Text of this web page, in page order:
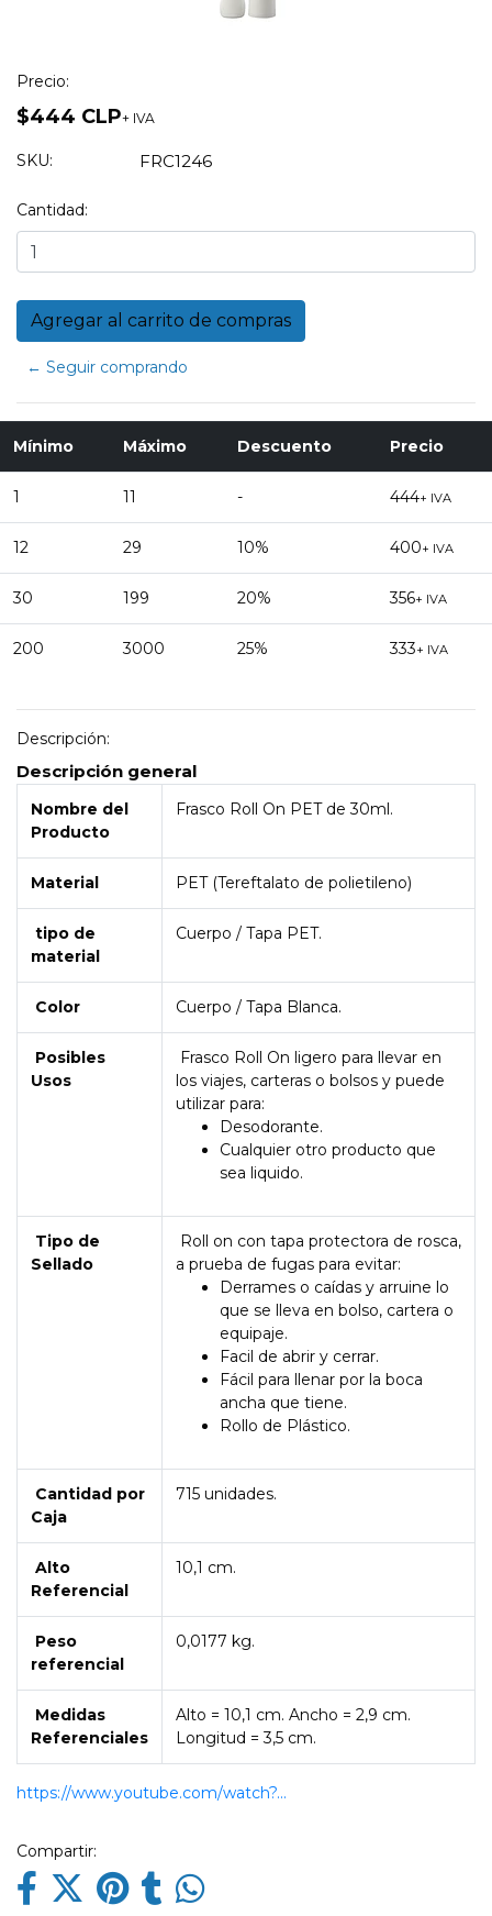
Precio:
$444 CLP+ IVA
SKU: FRC1246
Cantidad:
← Seguir comprando
Mínimo Máximo Descuento Precio
1 11 - 444+ IVA
12 29 10% 400+ IVA
30 199 20% 356+ IVA
200 3000 25% 333+ IVA
Descripción:
Descripción general
Nombre del
Producto
Frasco Roll On PET de 30ml.
Material PET (Tereftalato de polietileno)
tipo de
material
Cuerpo / Tapa PET.
Color Cuerpo / Tapa Blanca.
Posibles
Usos
Frasco Roll On ligero para llevar en
los viajes, carteras o bolsos y puede
utilizar para:
Desodorante.
Cualquier otro producto que
sea liquido.
Tipo de
Sellado
Roll on con tapa protectora de rosca,
a prueba de fugas para evitar:
Derrames o caídas y arruine lo
que se lleva en bolso, cartera o
equipaje.
Facil de abrir y cerrar.
Fácil para llenar por la boca
ancha que tiene.
Rollo de Plástico.
Cantidad por
Caja
715 unidades.
Alto
Referencial
10,1 cm.
Peso
referencial
0,0177 kg.
Medidas
Referenciales
Alto = 10,1 cm. Ancho = 2,9 cm.
Longitud = 3,5 cm.
https://www.youtube.com/watch?...
Compartir: